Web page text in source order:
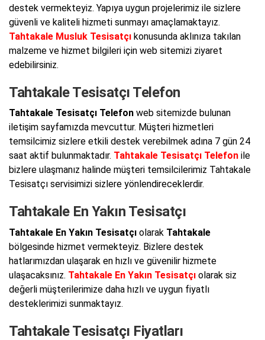
destek vermekteyiz. Yapıya uygun projelerimiz ile sizlere
güvenli ve kaliteli hizmeti sunmayı amaçlamaktayız.
Tahtakale Musluk Tesisatçı konusunda aklınıza takılan
malzeme ve hizmet bilgileri için web sitemizi ziyaret
edebilirsiniz.
Tahtakale Tesisatçı Telefon
Tahtakale Tesisatçı Telefon web sitemizde bulunan
iletişim sayfamızda mevcuttur. Müşteri hizmetleri
temsilcimiz sizlere etkili destek verebilmek adına 7 gün 24
saat aktif bulunmaktadır. Tahtakale Tesisatçı Telefon ile
bizlere ulaşmanız halinde müşteri temsilcilerimiz Tahtakale
Tesisatçı servisimizi sizlere yönlendireceklerdir.
Tahtakale En Yakın Tesisatçı
Tahtakale En Yakın Tesisatçı olarak Tahtakale
bölgesinde hizmet vermekteyiz. Bizlere destek
hatlarımızdan ulaşarak en hızlı ve güvenilir hizmete
ulaşacaksınız. Tahtakale En Yakın Tesisatçı olarak siz
değerli müşterilerimize daha hızlı ve uygun fiyatlı
desteklerimizi sunmaktayız.
Tahtakale Tesisatçı Fiyatları